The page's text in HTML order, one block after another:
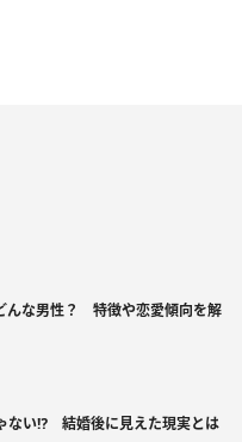
んな男性？ 特徴や恋愛傾向を解
ない⁉ 結婚後に見えた現実とは